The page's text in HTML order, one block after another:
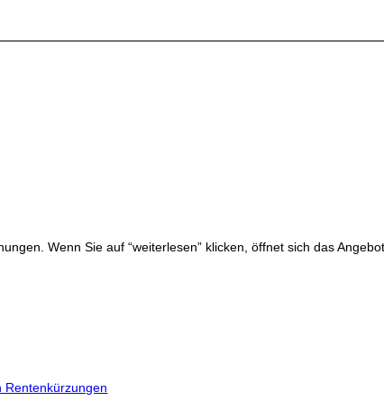
Wenn Sie auf “weiterlesen” klicken, öffnet sich das
Rentenkürzungen